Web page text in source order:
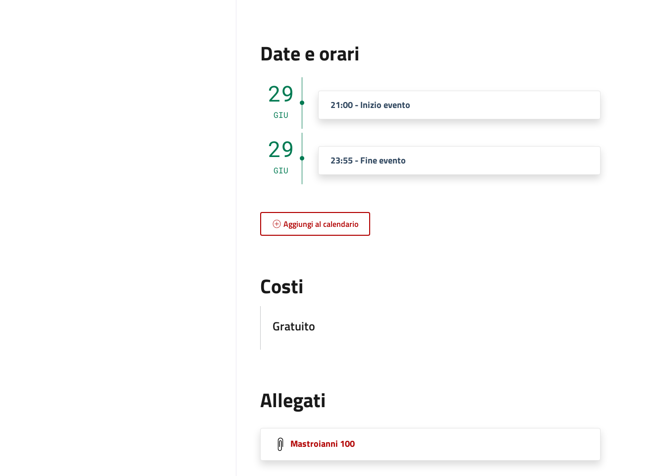
Date e orari
29
GIU
21:00 - Inizio evento
29
GIU
23:55 - Fine evento
Aggiungi al calendario
Costi
Gratuito
Allegati
Mastroianni 100